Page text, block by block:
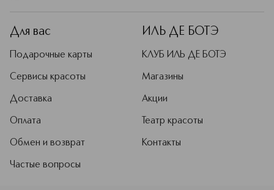
Для вас
Подарочные карты
Сервисы красоты
Доставка
Оплата
Обмен и возврат
Частые вопросы
ИЛЬ ДЕ БОТЭ
КЛУБ ИЛЬ ДЕ БОТЭ
Магазины
Акции
Театр красоты
Контакты